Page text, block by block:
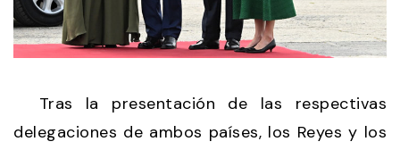
Tras la presentación de las respectivas
delegaciones de ambos países, los Reyes y los